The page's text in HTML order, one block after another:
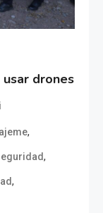
drones
,
,
,